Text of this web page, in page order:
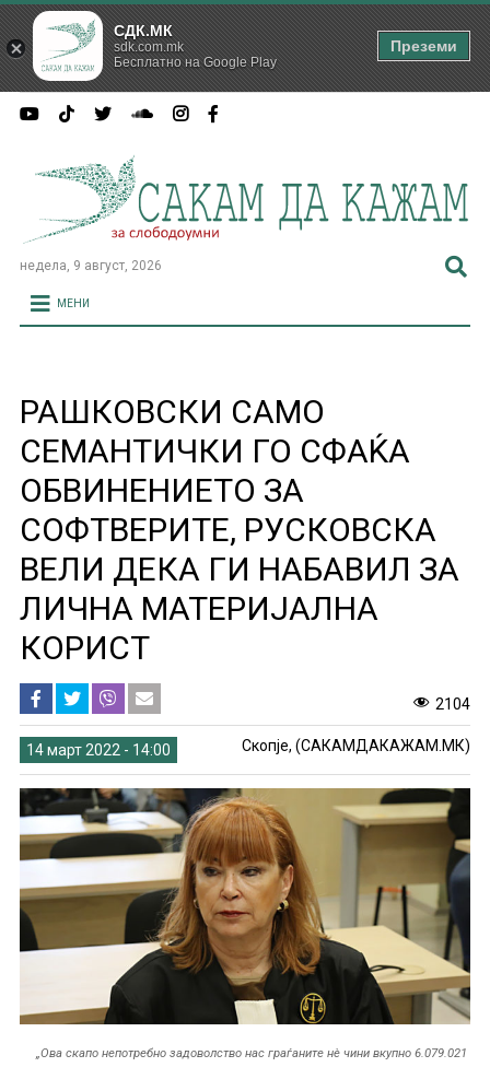
недела, 9 август, 2026
МЕНИ
РАШКОВСКИ САМО
СЕМАНТИЧКИ ГО СФАЌА
ОБВИНЕНИЕТО ЗА
СОФТВЕРИТЕ, РУСКОВСКА
ВЕЛИ ДЕКА ГИ НАБАВИЛ ЗА
ЛИЧНА МАТЕРИЈАЛНА
КОРИСТ
2104
14 март 2022 - 14:00 Скопје, (САКАМДАКАЖАМ.МК)
„Ова скапо непотребно задоволство нас граѓаните нè чини вкупно 6.079.021
СДК.МК
sdk.com.mk
Бесплатно на Google Play
Преземи